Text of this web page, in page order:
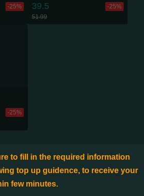
-25%
39.5
-25%
51.99
-25%
to fill in the required information
top up guidence, to receive your
few minutes.